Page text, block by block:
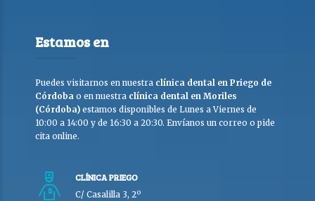
Estamos en
Puedes visitarnos en nuestra clínica dental en Priego de
Córdoba o en nuestra clínica dental en Moriles
(Córdoba) estamos disponibles de Lunes a Viernes de
10:00 a 14:00 y de 16:30 a 20:30. Envíanos un correo o pide
cita online.
CLÍNICA PRIEGO
C/ Casalilla 3, 2º